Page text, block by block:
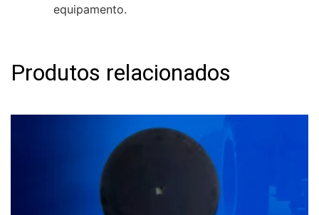
equipamento.
Produtos relacionados